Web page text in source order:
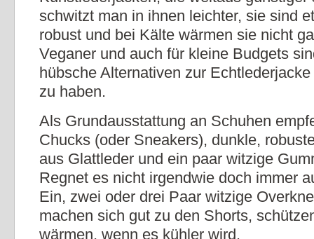
schwitzt man in ihnen leichter, sie sind
robust und bei Kälte wärmen sie nicht
Veganer und auch für kleine Budgets
hübsche Alternativen zur
zu haben.
Als Grundausstattung an Schuhen
Chucks (oder Sneakers), dunkle,
aus Glattleder und ein paar witzige
Regnet es nicht irgendwie doch immer
Ein, zwei oder drei Paar witzige
machen sich gut zu den Shorts,
wärmen, wenn es kühler wird.